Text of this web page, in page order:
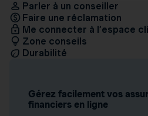
Parler à un conseiller
Faire une réclamation
Me connecter à l’espace
Zone conseils
Durabilité
Gérez facilement vos
financiers en ligne